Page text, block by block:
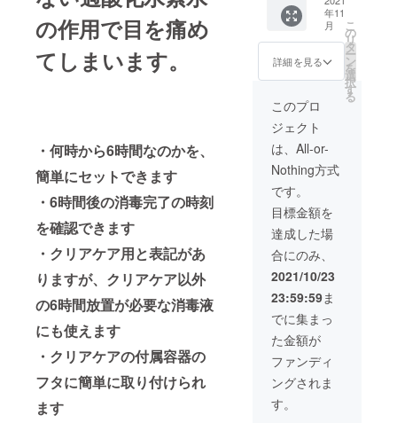
の作用で目を痛め
てしまいます。
・何時から6時間なのかを、
簡単にセットできます
・6時間後の消毒完了の時刻
を確認できます
・クリアケア用と表記があ
りますが、クリアケア以外
の6時間放置が必要な消毒液
にも使えます
・クリアケアの付属容器の
フタに簡単に取り付けられ
ます
年11
月
詳細を見る
こ
の
リ
タ
ー
ン
を
選
択
す
る
このプロ
ジェクト
は、All-or-
Nothing方式
です。
目標金額を
達成した場
合にのみ、
2021/10/23
23:59:59ま
でに集まっ
た金額が
ファンディ
ングされま
す。